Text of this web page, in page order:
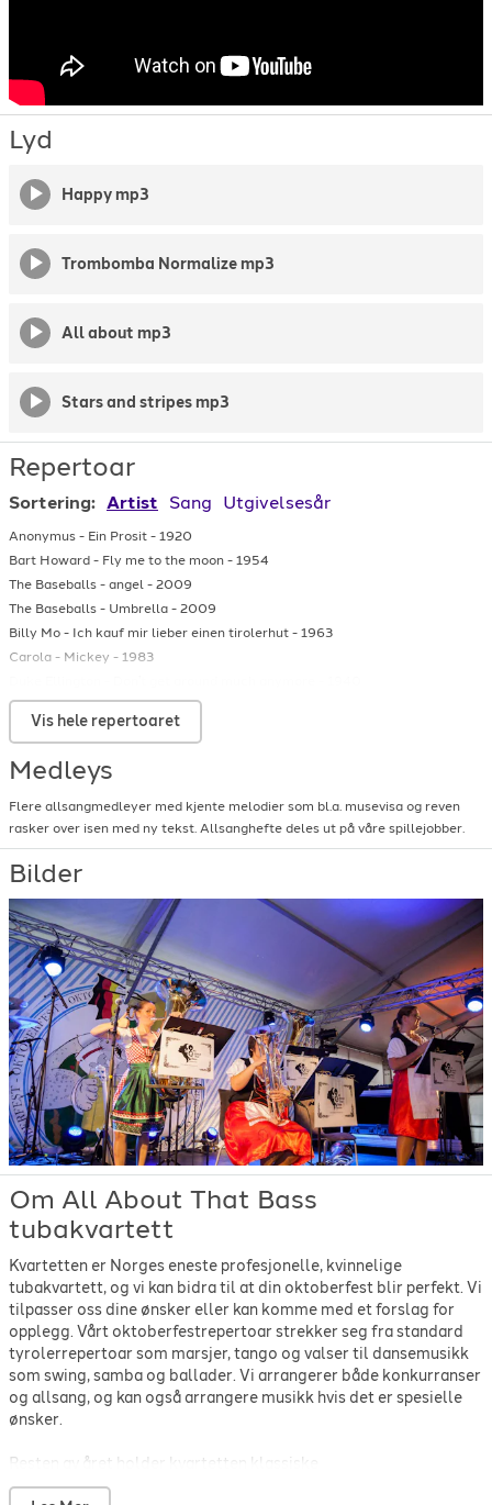
Lyd
Happy mp3
Trombomba Normalize mp3
All about mp3
Stars and stripes mp3
Repertoar
Sortering: Artist Sang Utgivelsesår
Anonymus - Ein Prosit - 1920
Bart Howard - Fly me to the moon - 1954
The Baseballs - angel - 2009
The Baseballs - Umbrella - 2009
Billy Mo - Ich kauf mir lieber einen tirolerhut - 1963
Carola - Mickey - 1983
Hans Often-Du kannst nicht treu sein
Hughie Cannon-Bill Bailey
Jahn Teigen-Det vakreste som fins
Jahn Teigen-Min første kjærlighet -1979
Jahn Teigen -Optimist- 1989
Jaromír Vejvoda-Beer barrel polka-1927
Jupp Schmitz
King Oliver-Chime blues-1923
Louis Armstrong
When the saints go marching in -1938
Meghan Trainor-All about that bass
Peter Dörre-Tanze mit mir in den morgen
Pharrel Williams-Happy-2013
Rubert Wigg
-Wiggen-1973
Toni Hämmerle-Das Humbta Täterä-1963
Traditional- Rip' em up Joe-1920
Yves Robert -Wir kommen alle in den himmel-1977
Zequinha de Abreu-Tico tico-1917
Vis hele repertoaret
Medleys
Flere allsangmedleyer med kjente melodier som bl.a. musevisa og reven
rasker over isen med ny tekst. Allsanghefte deles ut på våre spillejobber.
Bilder
Om All About That Bass
tubakvartett
Kvartetten er Norges eneste profesjonelle, kvinnelige
tubakvartett, og vi kan bidra til at din oktoberfest blir perfekt. Vi
tilpasser oss dine ønsker eller kan komme med et forslag for
opplegg. Vårt oktoberfestrepertoar strekker seg fra standard
tyrolerrepertoar som marsjer, tango og valser til dansemusikk
som swing, samba og ballader. Vi arrangerer både konkurranser
og allsang, og kan også arrangere musikk hvis det er spesielle
ønsker.
Resten av året holder kvartetten klassiske
underholdningskonserter på høyt nivå, og har deltatt på en